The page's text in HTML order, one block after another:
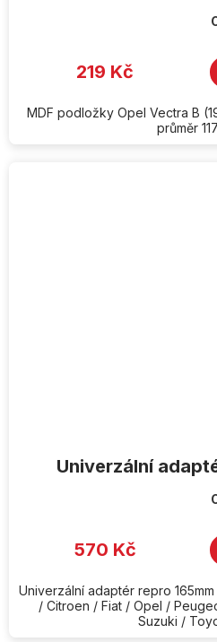
219 Kč
MDF podložky Opel Vectra B
průměr
Univerzální
570 Kč
Univerzální adaptér repro
/ Citroen / Fiat / Opel /
Suzuki /